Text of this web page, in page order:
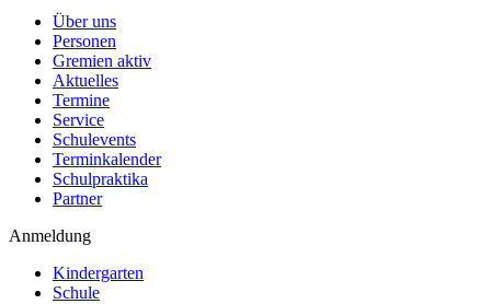
Über uns
Personen
Gremien aktiv
Aktuelles
Termine
Service
Schulevents
Terminkalender
Schulpraktika
Partner
Anmeldung
Kindergarten
Schule